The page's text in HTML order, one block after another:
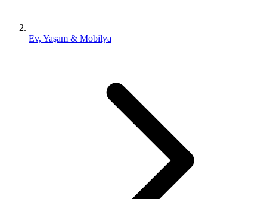
Ev, Yaşam & Mobilya